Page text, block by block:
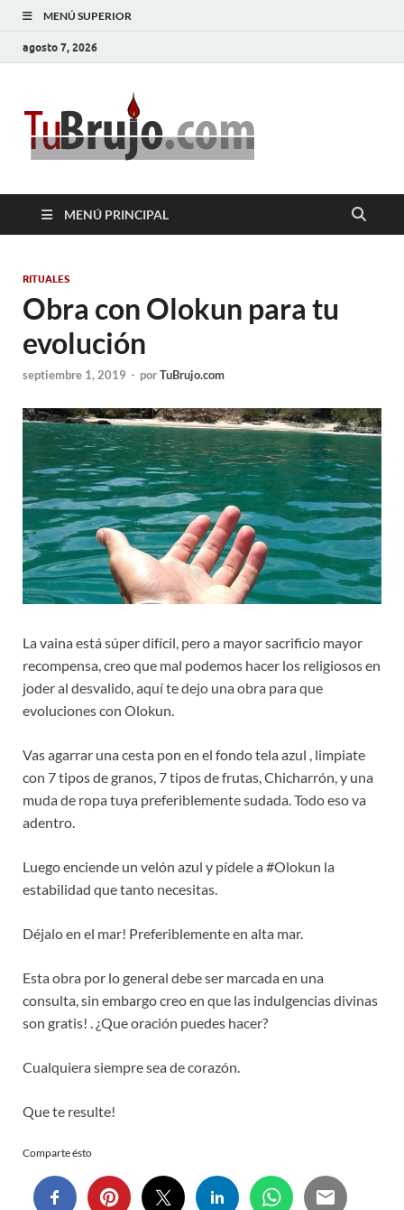
MENÚ SUPERIOR
agosto 7, 2026
MENÚ PRINCIPAL
RITUALES
Obra con Olokun para tu
evolución
septiembre 1, 2019 - porTuBrujo.com
La vaina está súper difícil, pero a mayor sacrificio mayor
recompensa, creo que mal podemos hacer los religiosos en
joder al desvalido, aquí te dejo una obra para que
evoluciones con Olokun.
Vas agarrar una cesta pon en el fondo tela azul , limpiate
con 7 tipos de granos, 7 tipos de frutas, Chicharrón, y una
muda de ropa tuya preferiblemente sudada. Todo eso va
adentro.
Luego enciende un velón azul y pídele a #Olokun la
estabilidad que tanto necesitas.
Déjalo en el mar! Preferiblemente en alta mar.
Esta obra por lo general debe ser marcada en una
consulta, sin embargo creo en que las indulgencias divinas
son gratis! . ¿Que oración puedes hacer?
Cualquiera siempre sea de corazón.
Que te resulte!
Comparte ésto